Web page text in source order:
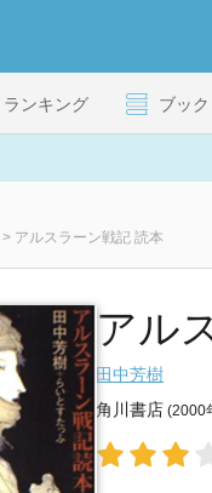
ランキング ブッ
> アルスラーン戦記 読本
アル
田中芳樹
角川書店 (2000